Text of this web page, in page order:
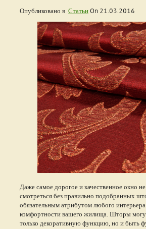
Опубликовано в СтатьиOn 21.03.2016
Даже самое дорогое и качественное окно
смотреться без правильно подобранных
обязательным атрибутом любого
комфортности вашего жилища. Шторы
только декоративную функцию, но и быть